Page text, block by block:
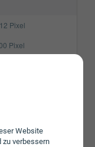
Website
zu verbessern
Pixel
Pixel